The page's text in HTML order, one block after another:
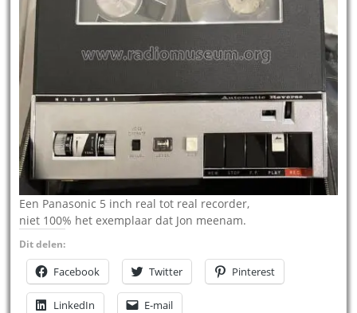
Een Panasonic 5 inch real tot real recorder,
niet 100% het exemplaar dat Jon meenam.
Dit delen:
Facebook Twitter Pinterest
LinkedIn E-mail